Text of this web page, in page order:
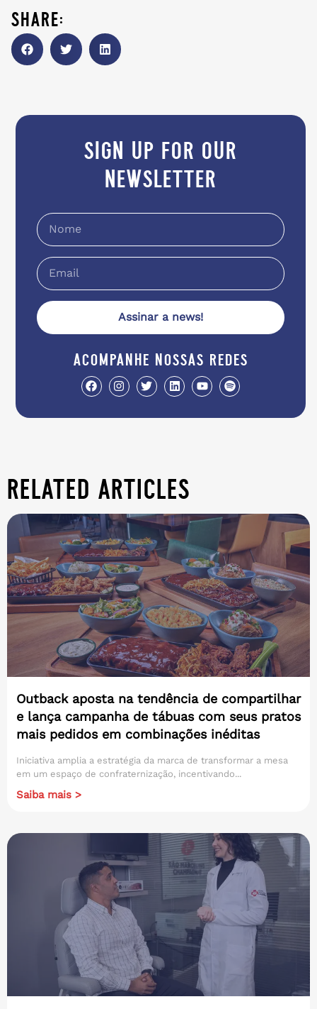
share:
sign up for our
newsletter
Assinar a news!
acompanhe nossas redes
related articles
Outback aposta na tendência de compartilhar
e lança campanha de tábuas com seus pratos
mais pedidos em combinações inéditas
Iniciativa amplia a estratégia da marca de transformar a mesa
em um espaço de confraternização, incentivando...
Saiba mais >